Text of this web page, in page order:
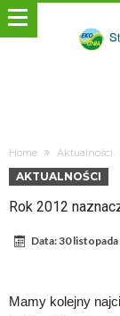
Home Aktualności
AKTUALNOŚCI
Rok 2012
Data:30
Mamy kolejny